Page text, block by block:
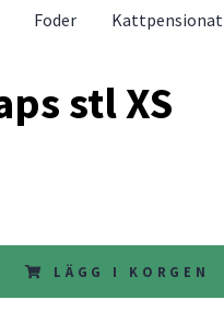
Foder Kattpensionat
stl XS
LÄGG I KORGEN